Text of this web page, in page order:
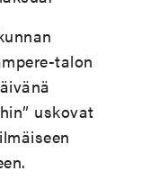
talon
uskovat